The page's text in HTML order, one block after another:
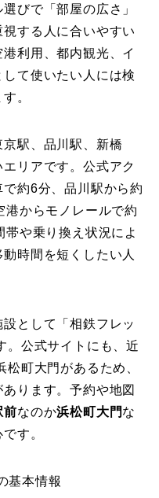
びで「部屋の広さ」
する人に合いやすい
利用、都内観光、イ
て使いたい人には検
。
駅、品川駅、新橋
リアです。公式アク
約6分、品川駅から約
からモノレールで約
や乗り換え状況によ
時間を短くしたい人
として「相鉄フレッ
。公式サイトにも、近
町大門があるため、
ります。予約や地図
前なのか浜松町大門な
す。
基本情報